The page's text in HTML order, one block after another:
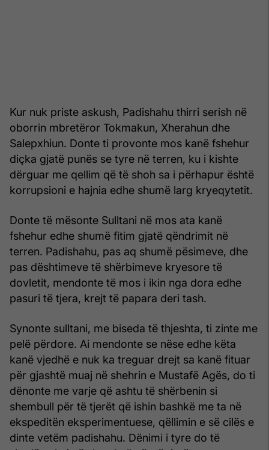
Kur nuk priste askush, Padishahu thirri serish në
oborrin mbretëror Tokmakun, Xherahun dhe
Salepxhiun. Donte ti provonte mos kanë fshehur
diçka gjatë punës se tyre në terren, ku i kishte
dërguar me qellim që të shoh sa i përhapur është
korrupsioni e hajnia edhe shumë larg kryeqytetit.
Donte të mësonte Sulltani në mos ata kanë
fshehur edhe shumë fitim gjatë qëndrimit në
terren. Padishahu, pas aq shumë pësimeve, dhe
pas dështimeve të shërbimeve kryesore të
dovletit, mendonte të mos i ikin nga dora edhe
pasuri të tjera, krejt të papara deri tash.
Synonte sulltani, me biseda të thjeshta, ti zinte me
pelë përdore. Ai mendonte se nëse edhe këta
kanë vjedhë e nuk ka treguar drejt sa kanë fituar
për gjashtë muaj në shehrin e Mustafë Agës, do ti
dënonte me varje që ashtu të shërbenin si
shembull për të tjerët që ishin bashkë me ta në
ekspeditën eksperimentuese, qëllimin e së cilës e
dinte vetëm padishahu. Dënimi i tyre do të